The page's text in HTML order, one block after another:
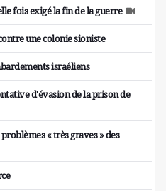
fois exigé la fin de la guerre
une colonie sioniste
israéliens
d'évasion de la prison de
« très graves » des